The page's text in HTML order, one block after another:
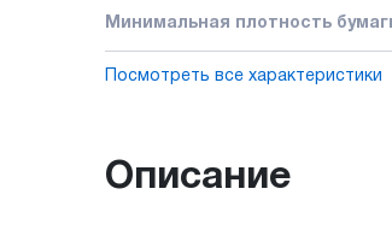
Минимальная плотность
Посмотреть все характеристики
Описание